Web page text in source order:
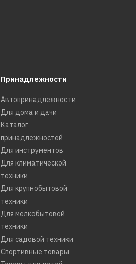
Принадлежности
Автопринадлежности
Для дома и дачи
Каталог
принадлежностей
Для инструментов
Для климатической
техники
Для крупнобытовой
техники
Для мелкобытовой
техники
Для садовой техники
Спортивные товары